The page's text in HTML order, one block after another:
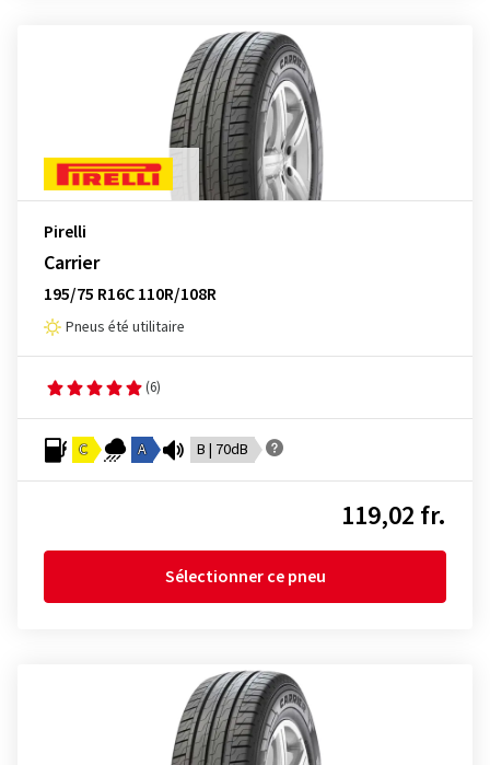
Pirelli
Carrier
195/75 R16C 110R/108R
Pneus été utilitaire
(6)
C A B | 70dB
119,02 fr.
Sélectionner ce pneu